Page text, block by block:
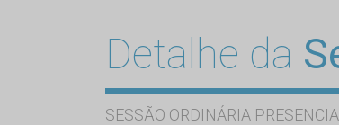
Detalhe da
SESSÃO ORDINÁRIA